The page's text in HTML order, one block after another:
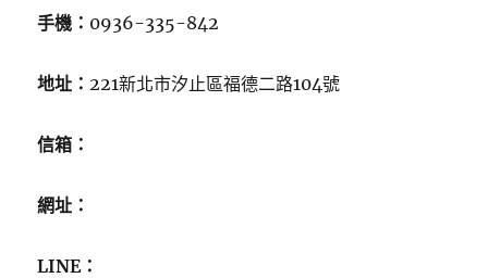
手機： 0936-335-842
地址： 221新北市汐止區福德二路104號
信箱：
網址：
LINE：